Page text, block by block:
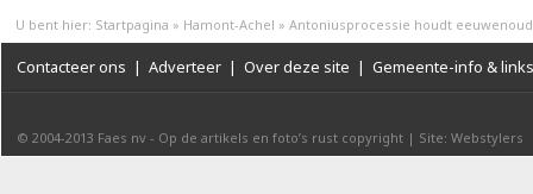
U bent hier: Startpagina » Hamont-Achel » Antoniusprocessie houdt
Contacteer ons | Adverteer | Over deze site | Gemeente-info & links
© 2004-2013 Faes nv - Op de artikels en foto’s rust copyright | Site: Webstylers